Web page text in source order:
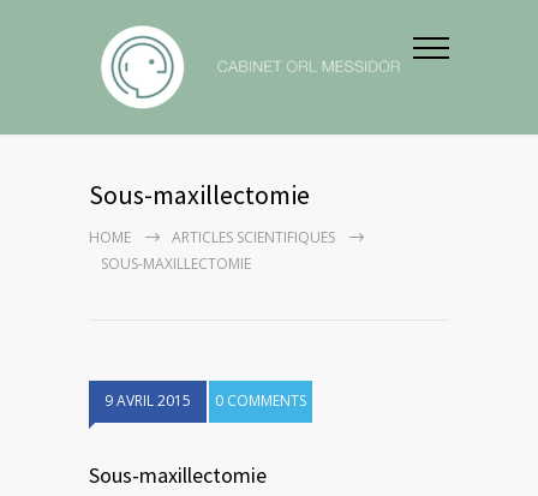
Sous-maxillectomie
HOME
ARTICLES SCIENTIFIQUES
SOUS-MAXILLECTOMIE
9 AVRIL 2015 0 COMMENTS
Sous-maxillectomie